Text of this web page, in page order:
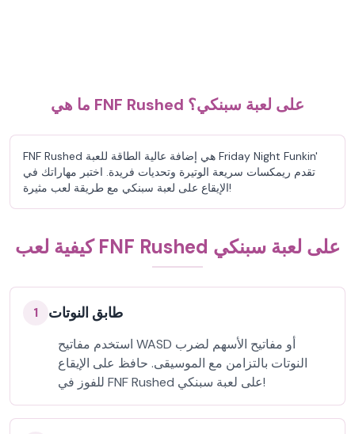
ما هي FNF Rushed على لعبة سبنكي؟
FNF Rushed هي إضافة عالية الطاقة للعبة Friday Night Funkin'
تقدم ريمكسات سريعة الوتيرة وتحديات فريدة. اختبر مهاراتك في
الإيقاع على لعبة سبنكي مع طريقة لعب مثيرة!
كيفية لعب FNF Rushed على لعبة سبنكي
1 طابق النوتات
استخدم مفاتيح WASD أو مفاتيح الأسهم لضرب
النوتات بالتزامن مع الموسيقى. حافظ على الإيقاع
للفوز في FNF Rushed على لعبة سبنكي!